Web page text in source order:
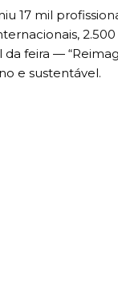
17 mil
feira —
e sustentável.